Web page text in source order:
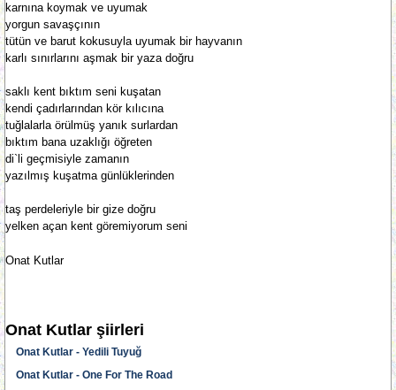
karnına koymak ve uyumak
yorgun savaşçının
tütün ve barut kokusuyla uyumak bir hayvanın
karlı sınırlarını aşmak bir yaza doğru
saklı kent bıktım seni kuşatan
kendi çadırlarından kör kılıcına
tuğlalarla örülmüş yanık surlardan
bıktım bana uzaklığı öğreten
di`li geçmisiyle zamanın
yazılmış kuşatma günlüklerinden
taş perdeleriyle bir gize doğru
yelken açan kent göremiyorum seni
Onat Kutlar
Onat Kutlar şiirleri
Onat Kutlar - Yedili Tuyuğ
Onat Kutlar - One For The Road